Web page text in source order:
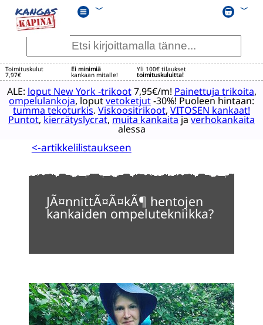
﹀ ﹀
Toimituskulut
7,97€
Ei minimiä
kankaan mitalle!
Yli 100€ tilaukset
toimituskuluitta!
ALE: loput New York -trikoot7,95€/m! Painettuja trikoita,
ompelulankoja, loputvetoketjut-30%! Puoleen hintaan:
tumma tekoturkis. Viskoositrikoot, VITOSEN kankaat!
Puntot,kierrätyslycrat,muita kankaitajaverhokankaita
alessa
<-artikkelilistaukseen
JÃ¤nnittÃ¤Ã¤kÃ¶ hentojen
kankaiden ompelutekniikka?